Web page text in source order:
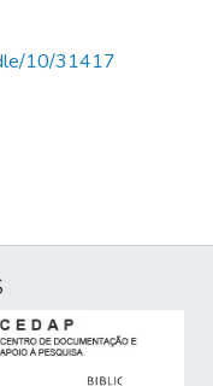
10/31417